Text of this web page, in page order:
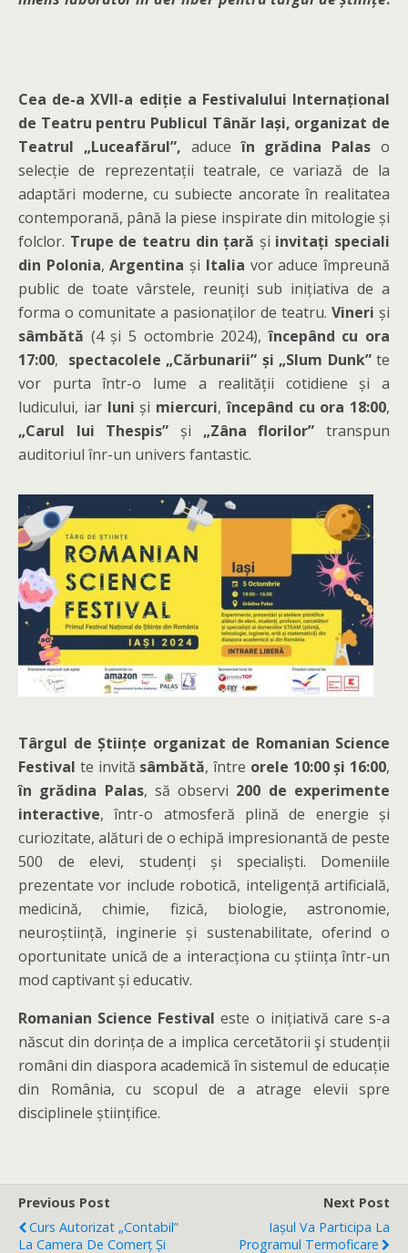
Cea de-a XVII-a ediție a Festivalului Internațional
de Teatru pentru Publicul Tânăr Iași, organizat de
Teatrul „Luceafărul”, aduceîn grădina Palaso
selecție de reprezentații teatrale, ce variază de la
adaptări moderne, cu subiecte ancorate în realitatea
contemporană, până la piese inspirate din mitologie și
folclor. Trupe de teatru din țară și invitați speciali
din Polonia,Argentina și Italia vor aduce împreună
public de toate vârstele, reuniți sub inițiativa de a
forma o comunitate a pasionaților de teatru. Vineri și
sâmbătă (4 și 5 octombrie 2024),începând cu ora
17:00, spectacolele „Cărbunarii” și „Slum Dunk”te
vor purta într-o lume a realității cotidiene și a
ludicului, iar luni și miercuri,începând cu ora 18:00,
„Carul lui Thespis” și „Zâna florilor” transpun
auditoriul înr-un univers fantastic.
Târgul de Științe organizat de Romanian Science
Festival te invită sâmbătă, între orele 10:00 și 16:00,
în grădina Palas, să observi 200 de experimente
interactive, într-o atmosferă plină de energie și
curiozitate, alături de o echipă impresionantă de peste
500 de elevi, studenți și specialiști. Domeniile
prezentate vor include robotică, inteligență artificială,
medicină, chimie, fizică, biologie, astronomie,
neuroștiință, inginerie și sustenabilitate, oferind o
oportunitate unică de a interacționa cu știința într-un
mod captivant și educativ.
Romanian Science Festival este o inițiativă care s-a
născut din dorința de a implica cercetătorii şi studenții
români din diaspora academică în sistemul de educație
din România, cu scopul de a atrage elevii spre
disciplinele științifice.
Previous Post
Curs Autorizat „Contabil”
La Camera De Comerț Și
Next Post
Iașul Va Participa La
Programul Termoficare